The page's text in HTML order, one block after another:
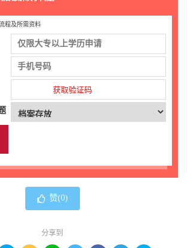
程及所需资料
获取验证码
赞(0)
分享到